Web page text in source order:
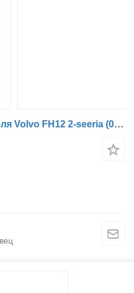
Трапеция стеклоочистителя Volvo FH12 2-seeria (01.02-) 1395412 0539400 для тягача Volvo FH12, FH16, NH12, FH, VNL780 (1993-2014)